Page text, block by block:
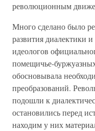
революционным
Много сделано было
развития диалектики
идеологов
помещичье-
обосновывала
преобразований.
подошли к
остановились перед
находим у них